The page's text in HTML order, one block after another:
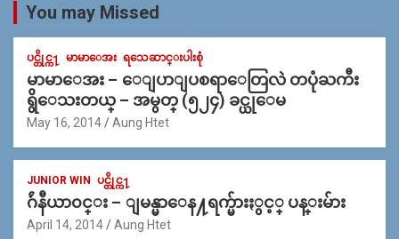
You may Missed
ပင္တိုင္က႑ မာမာေအး ရသေဆာင္းပါးစုံ
မာမာေအး – ေျပာျပစရာေတြလဲ တပုံႀကီး
ရွိေသးတယ္ – အမွတ္ (၅၂၄) ခင္ယုေမ
May 16, 2014 Aung Htet
JUNIOR WIN ပင္တိုင္က႑
ဂ်ဴနီယာ၀င္း – ျမန္မာေန႔ရက္မ်ားႏွင့္ ပန္းမ်ား
April 14, 2014 Aung Htet